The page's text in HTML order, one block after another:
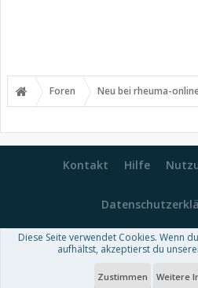
Foren Neu bei rheuma-
Kontakt Hilfe
Forum software by XenForo™-
Theme designed by
Diese Seite verwendet Cookies. Wenn
aufhältst, akzeptierst du
Zustimmen Weitere